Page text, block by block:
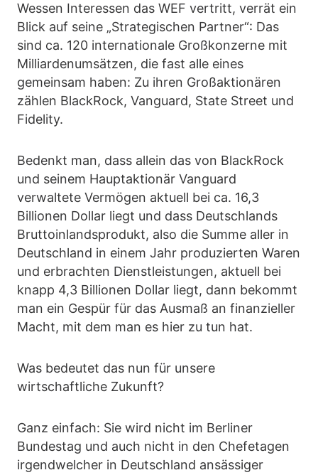
Wessen Interessen das WEF vertritt, verrät ein
Blick auf seine „Strategischen Partner“: Das
sind ca. 120 internationale Großkonzerne mit
Milliardenumsätzen, die fast alle eines
gemeinsam haben: Zu ihren Großaktionären
zählen BlackRock, Vanguard, State Street und
Fidelity.
Bedenkt man, dass allein das von BlackRock
und seinem Hauptaktionär Vanguard
verwaltete Vermögen aktuell bei ca. 16,3
Billionen Dollar liegt und dass Deutschlands
Bruttoinlandsprodukt, also die Summe aller in
Deutschland in einem Jahr produzierten Waren
und erbrachten Dienstleistungen, aktuell bei
knapp 4,3 Billionen Dollar liegt, dann bekommt
man ein Gespür für das Ausmaß an finanzieller
Macht, mit dem man es hier zu tun hat.
Was bedeutet das nun für unsere
wirtschaftliche Zukunft?
Ganz einfach: Sie wird nicht im Berliner
Bundestag und auch nicht in den Chefetagen
irgendwelcher in Deutschland ansässiger